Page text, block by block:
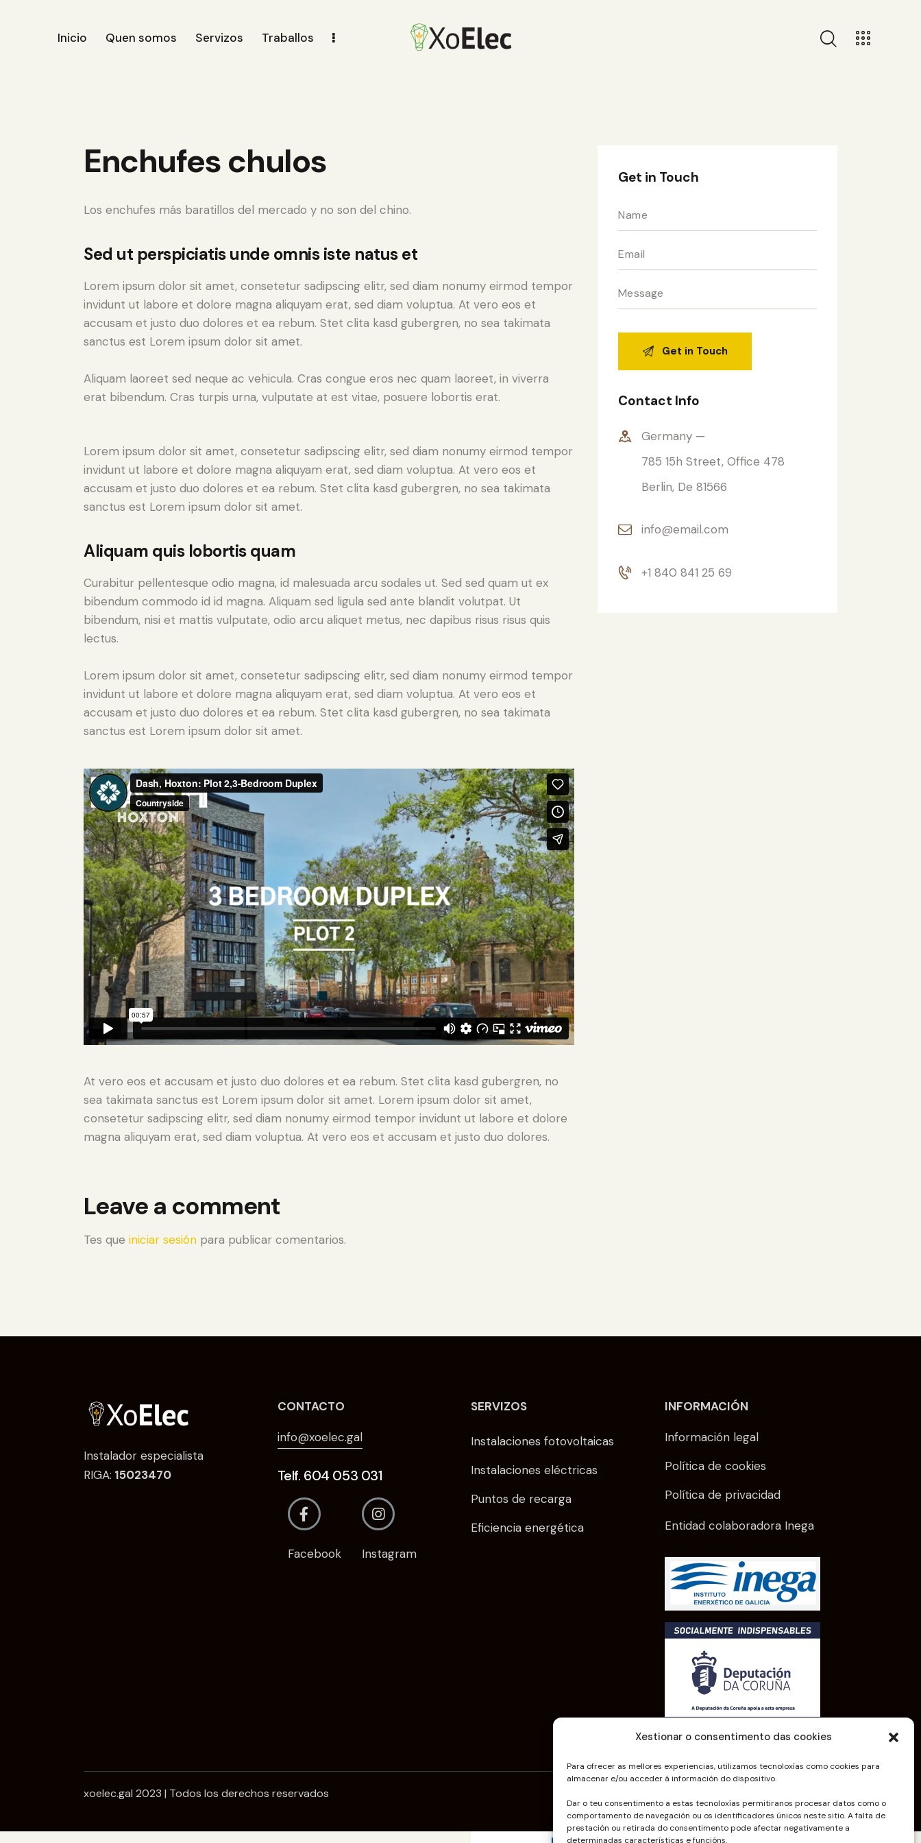
Xestionar o consentimento das cookies
Para ofrecer as mellores experiencias, utilizamos tecnoloxías como cookies para
almacenar e/ou acceder á información do dispositivo.
Dar o teu consentimento a estas tecnoloxías permitiranos procesar datos como o
comportamento de navegación ou os identificadores únicos neste sitio. A falta de
prestación ou retirada do consentimento pode afectar negativamente a
determinadas características e funcións.
Inicio Quen somos Servizos Traballos
Enchufes chulos
Los enchufes más baratillos del mercado y no son del chino.
Sed ut perspiciatis unde omnis iste natus et
Lorem ipsum dolor sit amet, consetetur sadipscing elitr, sed diam nonumy eirmod tempor
invidunt ut labore et dolore magna aliquyam erat, sed diam voluptua. At vero eos et
accusam et justo duo dolores et ea rebum. Stet clita kasd gubergren, no sea takimata
sanctus est Lorem ipsum dolor sit amet.
Aliquam laoreet sed neque ac vehicula. Cras congue eros nec quam laoreet, in viverra
erat bibendum. Cras turpis urna, vulputate at est vitae, posuere lobortis erat.
Lorem ipsum dolor sit amet, consetetur sadipscing elitr, sed diam nonumy eirmod tempor
invidunt ut labore et dolore magna aliquyam erat, sed diam voluptua. At vero eos et
accusam et justo duo dolores et ea rebum. Stet clita kasd gubergren, no sea takimata
sanctus est Lorem ipsum dolor sit amet.
Aliquam quis lobortis quam
Curabitur pellentesque odio magna, id malesuada arcu sodales ut. Sed sed quam ut ex
bibendum commodo id id magna. Aliquam sed ligula sed ante blandit volutpat. Ut
bibendum, nisi et mattis vulputate, odio arcu aliquet metus, nec dapibus risus risus quis
lectus.
Lorem ipsum dolor sit amet, consetetur sadipscing elitr, sed diam nonumy eirmod tempor
invidunt ut labore et dolore magna aliquyam erat, sed diam voluptua. At vero eos et
accusam et justo duo dolores et ea rebum. Stet clita kasd gubergren, no sea takimata
sanctus est Lorem ipsum dolor sit amet.
At vero eos et accusam et justo duo dolores et ea rebum. Stet clita kasd gubergren, no
sea takimata sanctus est Lorem ipsum dolor sit amet. Lorem ipsum dolor sit amet,
consetetur sadipscing elitr, sed diam nonumy eirmod tempor invidunt ut labore et dolore
magna aliquyam erat, sed diam voluptua. At vero eos et accusam et justo duo dolores.
Leave a comment
Tes que iniciar sesión para publicar comentarios.
Get in Touch
Contact Info
Germany —
785 15h Street, Office 478
Berlin, De 81566
info@email.com
+1 840 841 25 69
Instalador especialista
RIGA: 15023470
CONTACTO
info@xoelec.gal
Telf. 604 053 031
Facebook Instagram
SERVIZOS
Instalaciones fotovoltaicas
Instalaciones eléctricas
Puntos de recarga
Eficiencia energética
INFORMACIÓN
Información legal
Política de cookies
Política de privacidad
Entidad colaboradora Inega
xoelec.gal 2023 | Todos los derechos reservados